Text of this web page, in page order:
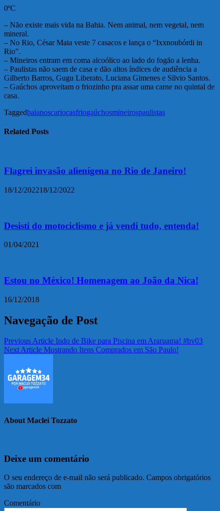
0ºC
– Não existe mais vida na Bahia. Nem animal, nem vegetal, nem
mineral.
– No Rio, César Maia veste 7 casacos e lança o “Ixxnoubórdi in
Rio”.
– Mineiros entram em coma alcoólico ao lado do fogão a lenha.
– Paulistas não saem de casa e dão altos índices de audiência a
Gilberto Barros, Gugu Liberato, Luciana Gimenes e Silvio Santos.
– Gaúchos aproveitam o friozinho pra assar uma carne no quintal de
casa.
Taggedbaianoscariocasfriogaúchosmineirospaulistas
Related Posts
Flagrei invasão alienígena no Rio de Janeiro!
18/12/202218/12/2022
Desisti do motociclismo e já vendi tudo, entenda!
01/04/2021
Estou no México! Homenagem ao João da Nica!
16/12/2018
Navegação de Post
Previous Article Indo de Bike para Piscina em Araruama! #bv03
Next Article Mostrando Itens Comprados em São Paulo!
About Maclei Tozzato
Deixe um comentário
O seu endereço de e-mail não será publicado. Campos obrigatórios
são marcados com
Comentário